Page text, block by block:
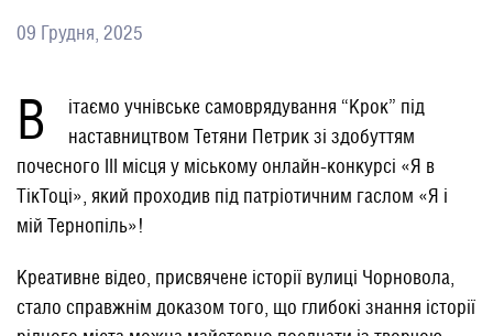
09 Грудня, 2025
В
ітаємо учнівське самоврядування “Крок” під
наставництвом Тетяни Петрик зі здобуттям
почесного III місця у міському онлайн-конкурсі «Я в
ТікТоці», який проходив під патріотичним гаслом «Я і
мій Тернопіль»!
​Креативне відео, присвячене історії вулиці Чорновола,
стало справжнім доказом того, що глибокі знання історії